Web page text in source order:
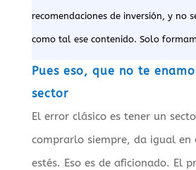
recomendaciones de inversión, y no
como tal ese contenido. Solo
Pues eso, que no te
sector
El error clásico es tener un
comprarlo siempre, da igual en
estés. Eso es de aficionado. El